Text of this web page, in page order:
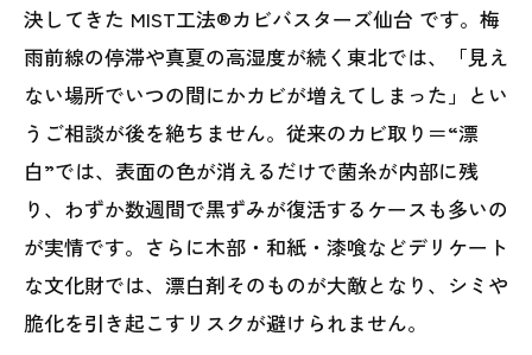
決してきた MIST工法®カビバスターズ仙台 です。梅
雨前線の停滞や真夏の高湿度が続く東北では、「見え
ない場所でいつの間にかカビが増えてしまった」とい
うご相談が後を絶ちません。従来のカビ取り＝“漂
白”では、表面の色が消えるだけで菌糸が内部に残
り、わずか数週間で黒ずみが復活するケースも多いの
が実情です。さらに木部・和紙・漆喰などデリケート
な文化財では、漂白剤そのものが大敵となり、シミや
脆化を引き起こすリスクが避けられません。